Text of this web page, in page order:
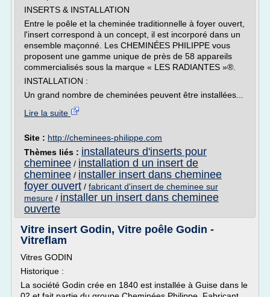
INSERTS & INSTALLATION
Entre le poêle et la cheminée traditionnelle à foyer ouvert,
l'insert correspond à un concept, il est incorporé dans un
ensemble maçonné. Les CHEMINÉES PHILIPPE vous
proposent une gamme unique de près de 58 appareils
commercialisés sous la marque « LES RADIANTES »®.
INSTALLATION :
Un grand nombre de cheminées peuvent être installées...
Lire la suite
Site : http://cheminees-philippe.com
Thèmes liés : installateurs d'inserts pour
cheminee / installation d un insert de
cheminee / installer insert dans cheminee
foyer ouvert / fabricant d'insert de cheminee sur
mesure / installer un insert dans cheminee
ouverte
Vitre insert Godin, Vitre poêle Godin -
Vitreflam
Vitres GODIN
Historique :
La société Godin crée en 1840 est installée à Guise dans le